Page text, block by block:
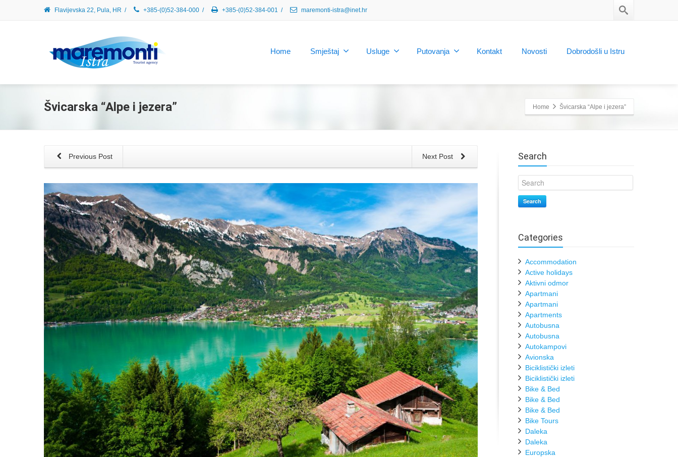
Flavijevska 22, Pula, HR / +385-(0)52-384-000 / +385-(0)52-384-001 / maremonti-istra@inet.hr
Home Smještaj Usluge Putovanja Kontakt Novosti Dobrodošli u Istru
Švicarska “Alpe i jezera” Home Švicarska “Alpe i jezera”
Next Post
Previous Post Search
Search
Categories
Accommodation
Active holidays
Aktivni odmor
Apartmani
Apartmani
Apartments
Autobusna
Autobusna
Autokampovi
Avionska
Biciklistički izleti
Biciklistički izleti
Bike & Bed
Bike & Bed
Bike & Bed
Bike Tours
Daleka
Daleka
Europska